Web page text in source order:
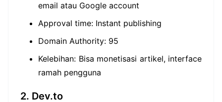
email atau Google account
Approval time: Instant publishing
Domain Authority: 95
Kelebihan: Bisa monetisasi artikel, interface
ramah pengguna
2. Dev.to